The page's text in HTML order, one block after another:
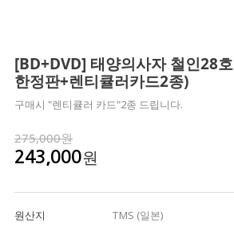
[BD+DVD] 태양의사자 철인28
한정판+렌티큘러카드2종)
구매시 "렌티큘러 카드"2종 드립니다.
275,000원
243,000원
원산지
TMS (일본)